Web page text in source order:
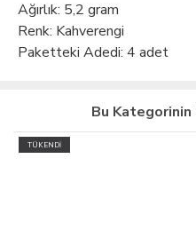
Ağırlık: 5,2 gram
Renk: Kahverengi
Paketteki Adedi: 4 adet
Bu Kategorinin
TÜKENDİ